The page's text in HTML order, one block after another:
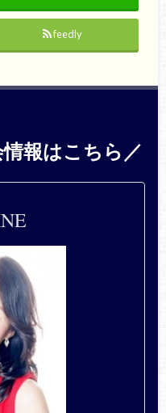
feedly
報はこちら／